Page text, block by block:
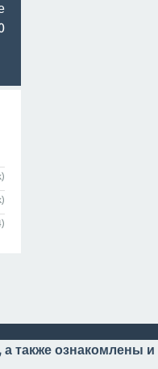
, а также ознакомлены и